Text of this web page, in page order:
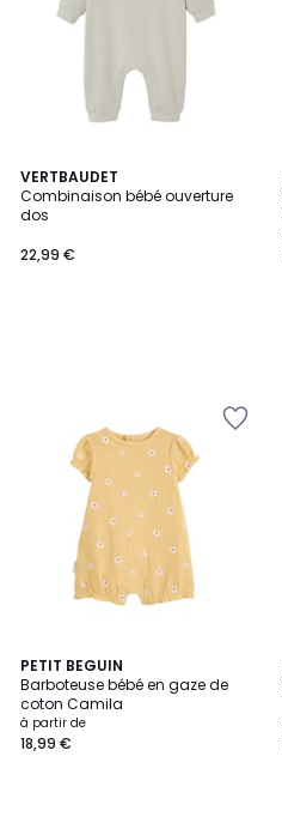
VERTBAUDET
Combinaison bébé ouverture
dos
22,99 €
PETIT BEGUIN
Barboteuse bébé en gaze de
coton Camila
à partir de
18,99 €